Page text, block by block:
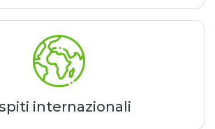
internazionali